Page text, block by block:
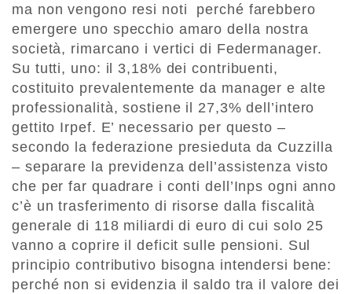
ma non vengono resi noti perché farebbero
emergere uno specchio amaro della nostra
società, rimarcano i vertici di Federmanager.
Su tutti, uno: il 3,18% dei contribuenti,
costituito prevalentemente da manager e alte
professionalità, sostiene il 27,3% dell’intero
gettito Irpef. E’ necessario per questo –
secondo la federazione presieduta da Cuzzilla
– separare la previdenza dell’assistenza visto
che per far quadrare i conti dell’Inps ogni anno
c’è un trasferimento di risorse dalla fiscalità
generale di 118 miliardi di euro di cui solo 25
vanno a coprire il deficit sulle pensioni. Sul
principio contributivo bisogna intendersi bene:
perché non si evidenzia il saldo tra il valore dei